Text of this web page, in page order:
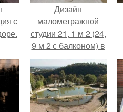
с
Дизайн
малометражной
студии 21, 1 м 2 (24,
9 м 2 с балконом) в
Краснодаре.